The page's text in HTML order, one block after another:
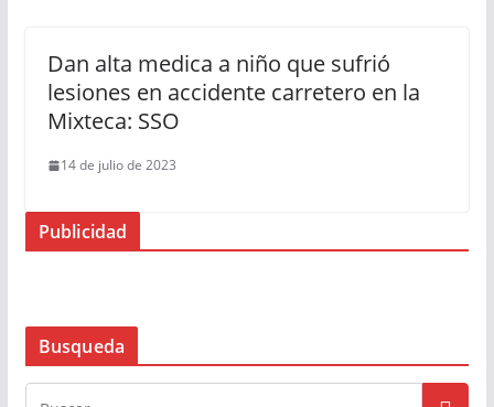
Dan alta medica a niño que sufrió
lesiones en accidente carretero en la
Mixteca: SSO
14 de julio de 2023
Publicidad
Busqueda